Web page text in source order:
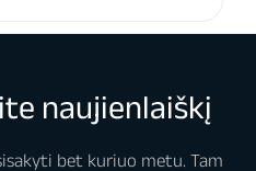
naujienlaiškį
bet kuriuo metu. Tam